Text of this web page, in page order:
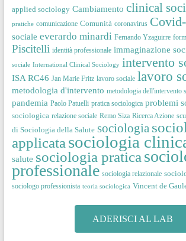
applied sociology Cambiamento clinical
pratiche comunicazione Comunità coronavirus
sociale everardo minardi Fernando Yzaguirre
Piscitelli identità professionale immaginazione
sociale International Clinical Sociology intervento
ISA RC46 Jan Marie Fritz lavoro sociale lavoro
metodologia d'intervento metodologia dell'intervento
pandemia Paolo Patuelli pratica sociologica problemi
sociologica relazione sociale Remo Siza Ricerca Azione
di Sociologia della Salute sociologia
applicata sociologia
salute sociologia pratica
professionale sociologia relazionale
sociologo professionista teoria sociologica Vincent de
ADERISCI AL LAB